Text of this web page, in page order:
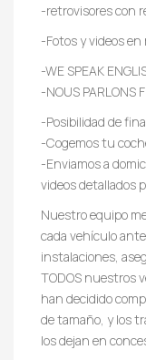
-retrovisores con
-Fotos y videos
-WE SPEAK
-NOUS PARLONS
-Posibilidad de
-Cogemos tu
-Enviamos a
videos detallados
Nuestro equipo
cada vehículo
instalaciones,
TODOS nuestros
han decidido
de tamaño, y los
los dejan en